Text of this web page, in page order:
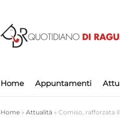
Home Appuntamenti
Home » Attualità » Comiso, rafforzata